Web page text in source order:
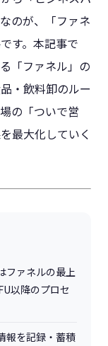
のが、「ファネ
す。本記事で
「ファネル」の
・飲料卸のルー
の「ついで営
最大化していく
ファネルの最上
以降のプロセ
報を記録・蓄積